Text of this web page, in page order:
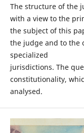
The structure of the
with a view to the
the subject of this
the judge and to the
specialized
jurisdictions. The
constitutionality,
analysed.